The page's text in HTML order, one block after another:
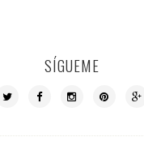
SÍGUEME